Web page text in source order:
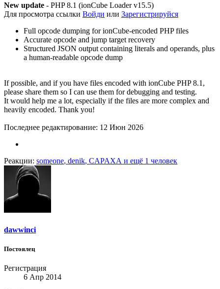
New update - PHP 8.1 (ionCube Loader v15.5)
Для просмотра ссылки Войди или Зарегистрируйся
Full opcode dumping for ionCube-encoded PHP files
Accurate opcode and jump target recovery
Structured JSON output containing literals and operands, plus
a human-readable opcode dump
If possible, and if you have files encoded with ionCube PHP 8.1,
please share them so I can use them for debugging and testing.
It would help me a lot, especially if the files are more complex and
heavily encoded. Thank you!
Последнее редактирование: 12 Июн 2026
Реакции: someone, denik, CAPAXA и ещё 1 человек
dawwinci
Постоялец
Регистрация
6 Апр 2014